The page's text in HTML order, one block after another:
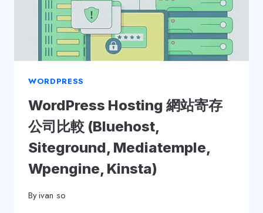
WORDPRESS
WordPress Hosting 網站寄存
公司比較 (Bluehost,
Siteground, Mediatemple,
Wpengine, Kinsta)
Byivan so